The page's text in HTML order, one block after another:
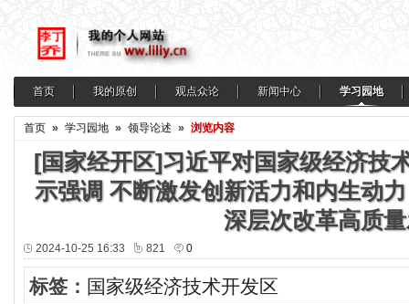
首页 我的原创 观点众论 新闻中心 学习园地
首页 » 学习园地 » 领导论述 » 浏览内容
[国家经开区]习近平对国家级经济技
示强调 不断激发创新活力和内生动
深层次改革高质
2024-10-25 16:33 821 0
标签： 国家级经济技术开发区